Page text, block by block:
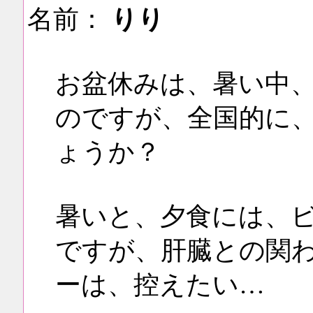
名前：
りり
お盆休みは、暑い中
のですが、全国的に
ょうか？
暑いと、夕食には、
ですが、肝臓との関
ーは、控えたい…